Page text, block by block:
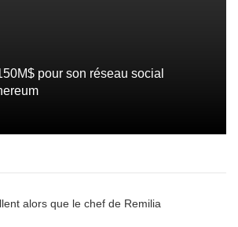
pour son réseau social
alors que le chef de Remilia